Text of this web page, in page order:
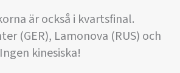
är också i kvartsfinal.
(GER), Lamonova (RUS) och
kinesiska!